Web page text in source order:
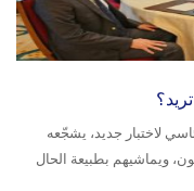
لاختبار جديد، يشجّعه
ويماشيهم بطبيعة الحال